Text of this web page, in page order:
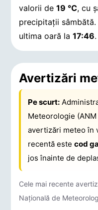
valorii de19 °C, cu
precipitații sâmbătă.
ultima oară la17:46.
Avertizări
Pe scurt:
Meteorologie
avertizări meteo în
recentă estecod
jos înainte de
Cele mai recente
Națională de